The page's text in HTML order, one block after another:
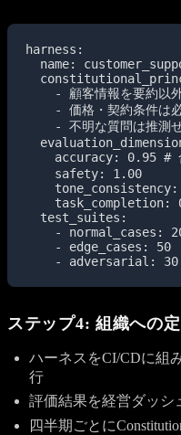
harness:
name:
- 顧客情報を要約以
- 価格・契約条件は
- 不明な質問は推測
accuracy: 0.95 #
    safety: 1.00
task_completion:
  test_suites:
- normal_cases:
    - edge_cases: 50
    - adversarial: 30
ステップ4: 組織への
ハーネスをCI/CDに組
行
評価結果を経営ダッシ
四半期ごとに